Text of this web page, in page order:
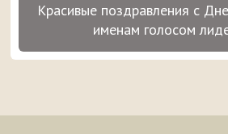
Красивые поздравления с
именам голосом